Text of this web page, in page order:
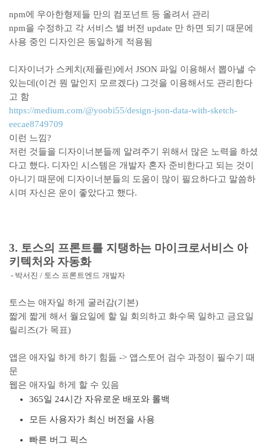
npm에 우아한형제들 만의 컴포넌트 등 올려서 관리
npm을 수정하고 각 서비스 별 버전 update 만 하면 되기 때문에
사용 중인 디자인은 동일하게 적용됨
디자이너가 스케치(제플린)에서 JSON 파일 이용해서 뽑아낼 수
있는데(이건 뭔 말인지 모르겠다) 그것을 이용해서도 관리한다
고 함
https://medium.com/@yoobi55/design-json-data-with-sketch-
eecae8749709
이런 느낌?
저런 것들을 디자이너분들께 알려주기 위해서 많은 노력을 하셨
다고 했다. 디자인 시스템은 개발자 혼자 준비한다고 되는 것이
아니기 때문에 디자이너분들의 도움이 많이 필요하다고 말씀하
시며 자신은 운이 좋았다고 했다.
3. 토스의 프론트를 지탱하는 마이크로서비스 아
키텍처와 자동화
- 박서진 / 토스 프론트엔드 개발자
토스는 애자일 하게 굴러감(기본)
짧게 짧게 해서 월요일에 할 일 회의하고 화수목 일하고 금요일
릴리즈(가 목표)
앱은 애자일 하게 하기 힘듦 -> 앱스토어 검수 과정이 필수기 때
문
웹은 애자일 하게 할 수 있음
365일 24시간 자유로운 배포와 롤백
모든 사용자가 최신 버전을 사용
빠른 버그 픽스